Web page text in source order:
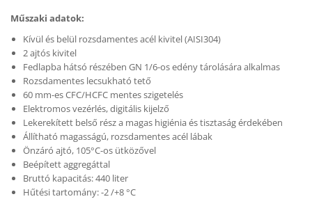
Műszaki adatok:
Kívül és belül rozsdamentes acél kivitel (AISI304)
2 ajtós kivitel
Fedlapba hátsó részében GN 1/6-os edény tárolására alkalmas
Rozsdamentes lecsukható tető
60 mm-es CFC/HCFC mentes szigetelés
Elektromos vezérlés, digitális kijelző
Lekerekített belső rész a magas higiénia és tisztaság érdekében
Állítható magasságú, rozsdamentes acél lábak
Önzáró ajtó, 105°C-os ütközővel
Beépített aggregáttal
Bruttó kapacitás: 440 liter
Hűtési tartomány: -2 /+8 °C